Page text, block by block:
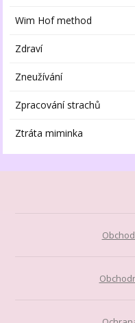
Wim Hof method
Zdraví
Zneužívání
Zpracování strachů
Ztráta miminka